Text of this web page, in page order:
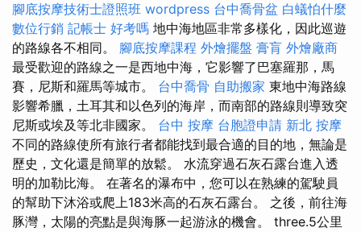
腳底按摩技術士證照班 wordpress 台中喬骨盆 白蟻怕什麼
數位行銷 記帳士 好考嗎 地中海地區非常多樣化，因此巡遊
的路線各不相同。 腳底按摩課程 外燴擺盤 膏肓 外燴廠商
最受歡迎的路線之一是西地中海，它影響了巴塞羅那，馬
賽，尼斯和羅馬等城市。 台中喬骨 自助搬家 東地中海路線
影響希臘，土耳其和以色列的海岸，而南部的路線則導致突
尼斯或埃及等北非國家。 台中 按摩 台胞證申請 新北 按摩
不同的路線使所有旅行者都能找到最合適的目的地，無論是
歷史，文化還是簡單的放鬆。 水流穿過石灰石露台進入透
明的加勒比海。 在著名的瀑布中，您可以在熟練的駕駛員
的幫助下沐浴或爬上183米高的石灰石露台。 之後，前往海
豚灣，太陽的亮點是與海豚一起游泳的機會。 three.5公里